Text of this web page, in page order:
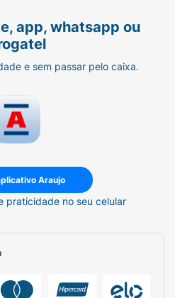
app, whatsapp ou
e sem passar pelo caixa.
Araujo
praticidade no seu celular